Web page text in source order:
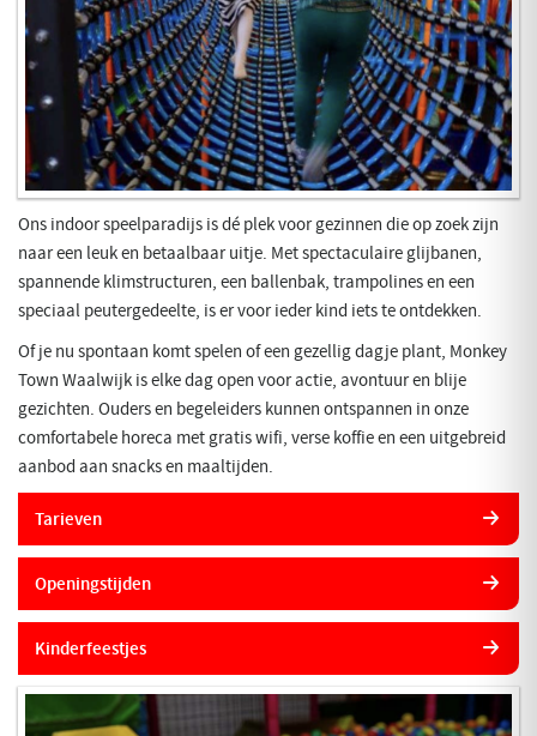
Ons indoor speelparadijs is dé plek voor gezinnen die op zoek zijn
naar een leuk en betaalbaar uitje. Met spectaculaire glijbanen,
spannende klimstructuren, een ballenbak, trampolines en een
speciaal peutergedeelte, is er voor ieder kind iets te ontdekken.
Of je nu spontaan komt spelen of een gezellig dagje plant, Monkey
Town Waalwijk is elke dag open voor actie, avontuur en blije
gezichten. Ouders en begeleiders kunnen ontspannen in onze
comfortabele horeca met gratis wifi, verse koffie en een uitgebreid
aanbod aan snacks en maaltijden.
Tarieven
Openingstijden
Kinderfeestjes